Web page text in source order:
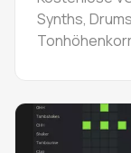
Synths,